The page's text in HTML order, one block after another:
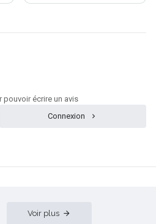
pouvoir écrire un avis
Connexion
Voir plus